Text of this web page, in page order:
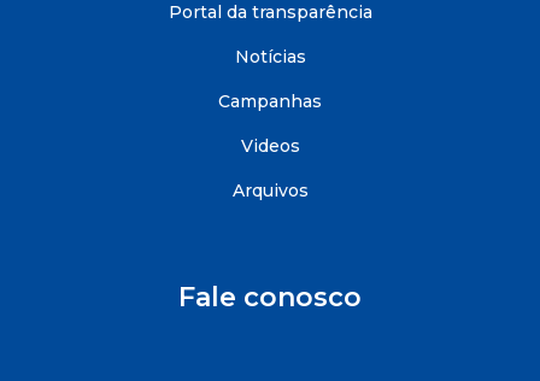
Portal da transparência
Notícias
Campanhas
Videos
Arquivos
Fale conosco